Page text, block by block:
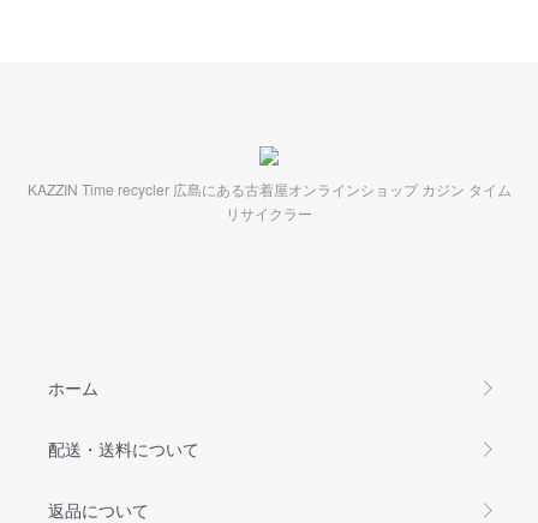
KAZZIN Time recycler 広島にある古着屋オンラインショップ カジン タイム
リサイクラー
ホーム
配送・送料について
返品について